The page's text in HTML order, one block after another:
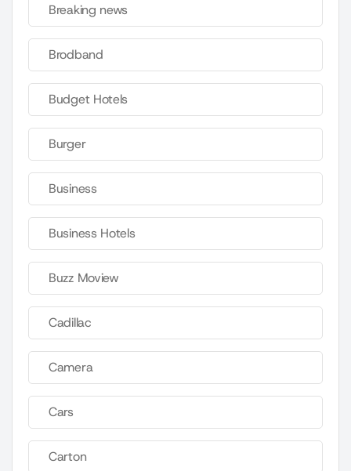
Breaking news
Brodband
Budget Hotels
Burger
Business
Business Hotels
Buzz Moview
Cadillac
Camera
Cars
Carton